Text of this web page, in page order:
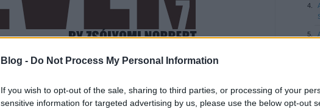
Blog - Do Not Process My Personal Information
If you wish to opt-out of the sale, sharing to third parties, or processing of your
sensitive information for targeted advertising by us, please use the below opt-out